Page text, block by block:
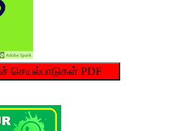
செயல்பாடுகள் PDF